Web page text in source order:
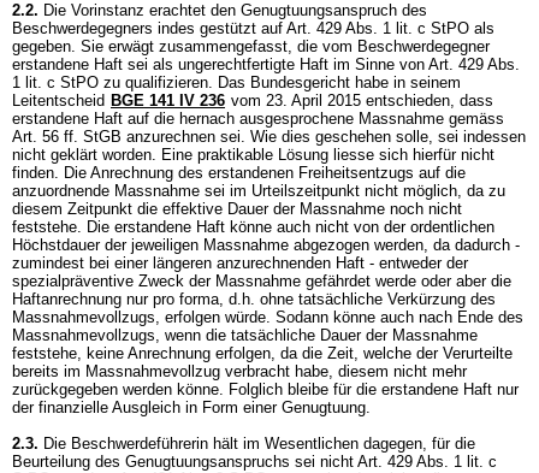
2.2. Die Vorinstanz erachtet den Genugtuungsanspruch des
Beschwerdegegners indes gestützt auf Art. 429 Abs. 1 lit. c StPO als
gegeben. Sie erwägt zusammengefasst, die vom Beschwerdegegner
erstandene Haft sei als ungerechtfertigte Haft im Sinne von Art. 429 Abs.
1 lit. c StPO zu qualifizieren. Das Bundesgericht habe in seinem
Leitentscheid BGE 141 IV 236 vom 23. April 2015 entschieden, dass
erstandene Haft auf die hernach ausgesprochene Massnahme gemäss
Art. 56 ff. StGB anzurechnen sei. Wie dies geschehen solle, sei indessen
nicht geklärt worden. Eine praktikable Lösung liesse sich hierfür nicht
finden. Die Anrechnung des erstandenen Freiheitsentzugs auf die
anzuordnende Massnahme sei im Urteilszeitpunkt nicht möglich, da zu
diesem Zeitpunkt die effektive Dauer der Massnahme noch nicht
feststehe. Die erstandene Haft könne auch nicht von der ordentlichen
Höchstdauer der jeweiligen Massnahme abgezogen werden, da dadurch -
zumindest bei einer längeren anzurechnenden Haft - entweder der
spezialpräventive Zweck der Massnahme gefährdet werde oder aber die
Haftanrechnung nur pro forma, d.h. ohne tatsächliche Verkürzung des
Massnahmevollzugs, erfolgen würde. Sodann könne auch nach Ende des
Massnahmevollzugs, wenn die tatsächliche Dauer der Massnahme
feststehe, keine Anrechnung erfolgen, da die Zeit, welche der Verurteilte
bereits im Massnahmevollzug verbracht habe, diesem nicht mehr
zurückgegeben werden könne. Folglich bleibe für die erstandene Haft nur
der finanzielle Ausgleich in Form einer Genugtuung.
2.3. Die Beschwerdeführerin hält im Wesentlichen dagegen, für die
Beurteilung des Genugtuungsanspruchs sei nicht Art. 429 Abs. 1 lit. c